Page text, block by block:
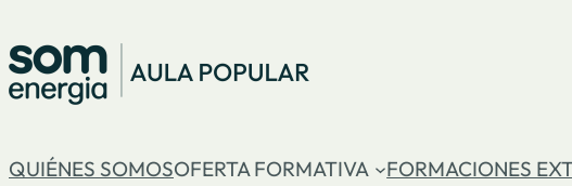
QUIÉNES SOMOSOFERTA FORMATIVA FORMACIONES